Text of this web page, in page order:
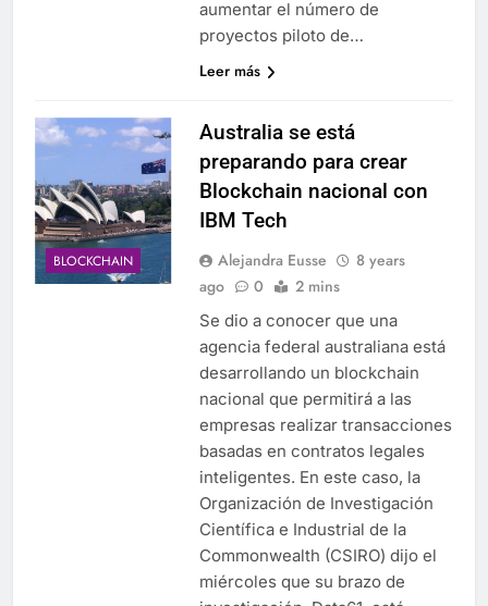
aumentar el número de
proyectos piloto de…
Leer más
BLOCKCHAIN
Australia se está
preparando para crear
Blockchain nacional con
IBM Tech
Alejandra Eusse
8 years
ago
0 2 mins
Se dio a conocer que una
agencia federal australiana está
desarrollando un blockchain
nacional que permitirá a las
empresas realizar transacciones
basadas en contratos legales
inteligentes. En este caso, la
Organización de Investigación
Científica e Industrial de la
Commonwealth (CSIRO) dijo el
miércoles que su brazo de